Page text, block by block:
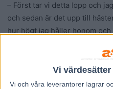
Vi
Vi och våra leverantorer lagrar
– Först tar vi detta lopp och
och sedan är det upp till
hur högt jag håller honom
Har för lite pengar på sig
Det kan bli mer stall Liljendahl